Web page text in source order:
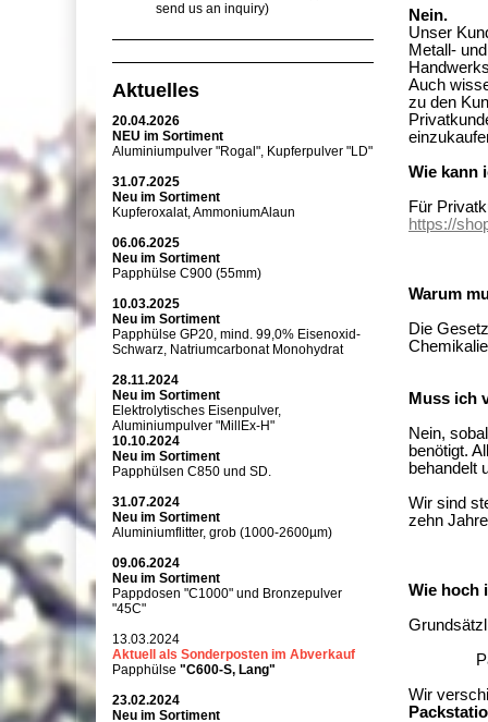
Nein.
Unser
Metall-
Auch
zu den
Wie kann
Für
https://
Warum
Die
Muss ich
Nein,
benötigt.
behandelt
Wir sind
zehn
Wie hoch
Wir
send us an inquiry)
Aktuelles
20.04.2026
NEU im Sortiment
Aluminiumpulver "Rogal", Kupferpulver "LD"
31.07.2025
Neu im Sortiment
Kupferoxalat, AmmoniumAlaun
06.06.2025
Neu im Sortiment
Papphülse C900 (55mm)
10.03.2025
Neu im Sortiment
Papphülse GP20, mind. 99,0% Eisenoxid-
Schwarz, Natriumcarbonat Monohydrat
28.11.2024
Neu im Sortiment
Elektrolytisches Eisenpulver,
Aluminiumpulver "MillEx-H"
10.10.2024
Neu im Sortiment
Papphülsen C850 und SD.
31.07.2024
Neu im Sortiment
Aluminiumflitter, grob (1000-2600µm)
09.06.2024
Neu im Sortiment
Pappdosen "C1000" und Bronzepulver
"45C"
13.03.2024
Aktuell als Sonderposten im Abverkauf
Papphülse "C600-S, Lang"
23.02.2024
Neu im Sortiment